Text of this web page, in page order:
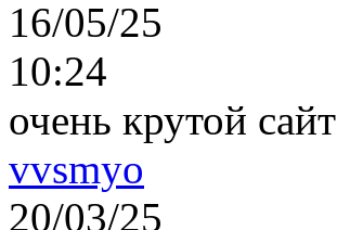
16/05/25
10:24
очень крутой сайт
vvsmyo
20/03/25